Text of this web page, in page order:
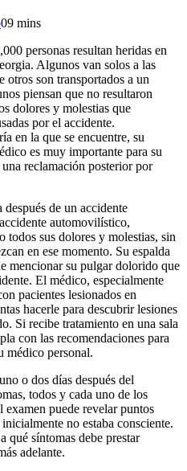
09 mins
personas resultan heridas en
Algunos van solos a las
otros son transportados a un
piensan que no resultaron
dolores y molestias que
por el accidente.
en la que se encuentre, su
es muy importante para su
reclamación posterior por
de un accidente
automovilístico,
todos sus dolores y molestias, sin
en ese momento. Su espalda
mencionar su pulgar dolorido que
El médico, especialmente
pacientes lesionados en
hacerle para descubrir lesiones
Si recibe tratamiento en una sala
con las recomendaciones para
médico personal.
o dos días después del
todos y cada uno de los
puede revelar puntos
no estaba consciente.
qué síntomas debe prestar
adelante.